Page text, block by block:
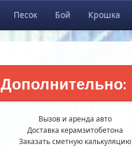
Песок Бой Крошка
Дополнительно:
Вызов и аренда авто
Доставка керамзитобетона
Заказать сметную калькуляцию